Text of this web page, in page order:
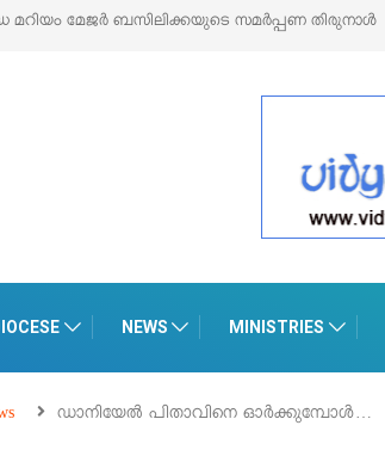
ഓഗസ്റ്റ് 5 –‘പെറ്റൽസ്’ ലൈഫ് സ്റ്റൈൽ
NEWS MINISTRIES
ഡാനിയേൽ പിതാവിനെ ഓർക്കുമ്പോൾ…